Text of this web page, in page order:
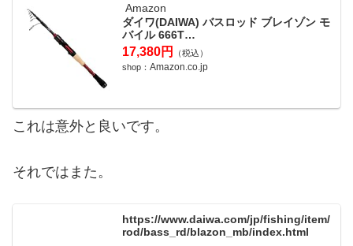
Amazon
ダイワ(DAIWA) バスロッド ブレイゾン モ
バイル 666T…
17,380円
（税込）
shop：Amazon.co.jp
これは意外と良いです。
それではまた。
https://www.daiwa.com/jp/fishing/item/
rod/bass_rd/blazon_mb/index.html